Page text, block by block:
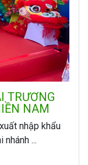
TRƯƠNG
NAM
nhập khẩu
nhánh ...